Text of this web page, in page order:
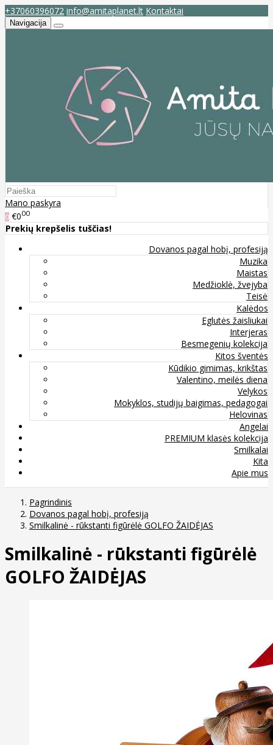
+37060396072 info@amitaplanet.lt Kontaktai
Navigacija
Mano paskyra
0 €000
Prekių krepšelis tuščias!
Dovanos pagal hobį, profesiją
Muzika
Maistas
Medžioklė, žvejyba
Teisė
Kalėdos
Eglutės žaisliukai
Interjeras
Besmegenių kolekcija
Kitos šventės
Kūdikio gimimas, krikštas
Valentino, meilės diena
Velykos
Mokyklos, studijų baigimas, pedagogai
Helovinas
Angelai
PREMIUM klasės kolekcija
Smilkalai
Kita
Apie mus
Pagrindinis
Dovanos pagal hobį, profesiją
Smilkalinė - rūkstanti figūrėlė GOLFO ŽAIDĖJAS
Smilkalinė - rūkstanti figūrėlė
GOLFO ŽAIDĖJAS